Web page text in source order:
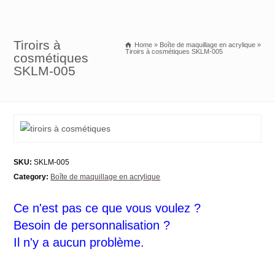
Tiroirs à
cosmétiques
SKLM-005
Home » Boîte de maquillage en acrylique »
Tiroirs à cosmétiques SKLM-005
SKU: SKLM-005
Category: Boîte de maquillage en acrylique
Ce n'est pas ce que vous voulez ?
Besoin de personnalisation ?
Il n'y a aucun problème.